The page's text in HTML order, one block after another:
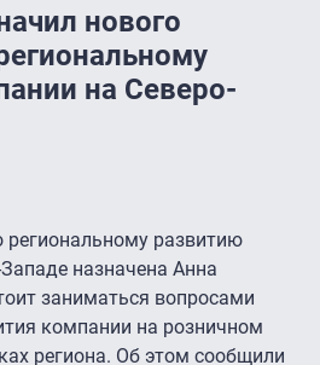
нового
на Северо-
развитию
назначена Анна
заниматься вопросами
компании на розничном
региона. Об этом сообщили